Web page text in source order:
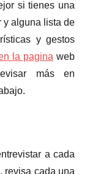
si tienes una
y alguna lista de
y gestos
la pagina web
más en
a cada
revisa cada una